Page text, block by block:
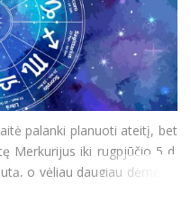
palanki planuoti ateitį, bet
Merkurijus iki rugpjūčio 5 d.
o vėliau daugiau dėmesio
klausimams ir